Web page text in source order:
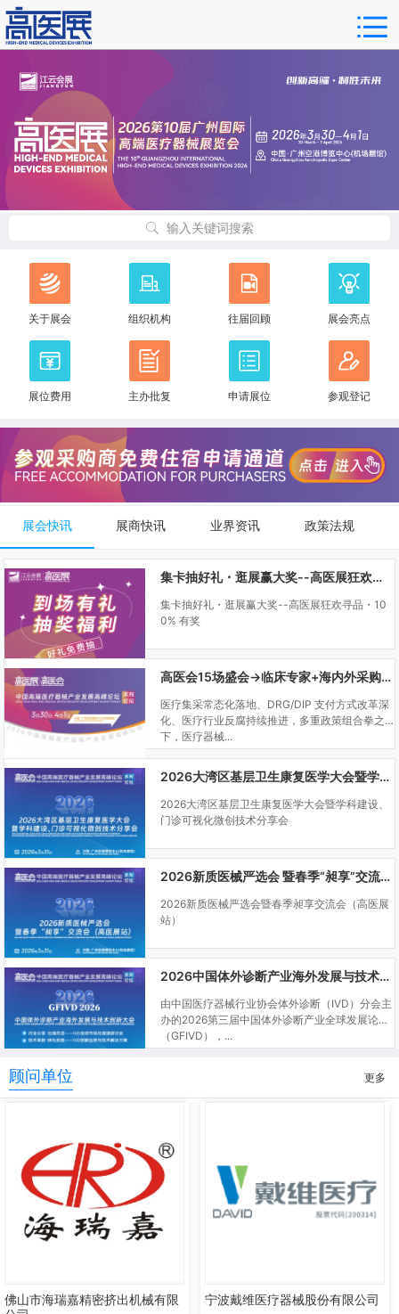
输入关键词搜索
关于展会 组织机构 往届回顾 展会亮点
展位费用 主办批复 申请展位 参观登记
展会快讯 展商快讯 业界资讯 政策法规
集卡抽好礼・逛展赢大奖--高医展狂欢寻品・100% 有奖
集卡抽好礼・逛展赢大奖--高医展狂欢寻品・10
0% 有奖
高医会15场盛会→临床专家+海内外采购商双向对接
医疗集采常态化落地、DRG/DIP 支付方式改革深
化、医疗行业反腐持续推进，多重政策组合拳之
下，医疗器械...
2026大湾区基层卫生康复医学大会暨学科建设、门诊可视化微创技术分享会
2026大湾区基层卫生康复医学大会暨学科建设、
门诊可视化微创技术分享会
2026新质医械严选会 暨春季“昶享”交流会（高医展站）
2026新质医械严选会暨春季昶享交流会（高医展
站）
2026中国体外诊断产业海外发展与技术创新大会
由中国医疗器械行业协会体外诊断（IVD）分会主
办的2026第三届中国体外诊断产业全球发展论坛
（GFIVD），...
顾问单位 更多
佛山市海瑞嘉精密挤出机械有限
宁波戴维医疗器械股份有限公司